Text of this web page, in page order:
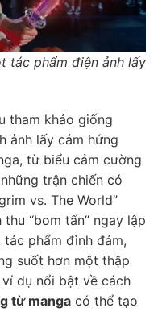
tác phẩm điện ảnh lấy
tham khảo giống
ảnh lấy cảm hứng
từ biểu cảm cường
trận chiến có
vs. The World”
“bom tấn” ngay lập
phẩm đình đám,
suốt hơn một thập
dụ nổi bật về cách
từ manga có thể tạo